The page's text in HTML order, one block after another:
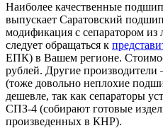
Наиболее качественные
выпускает Саратовский
модификация с сепаратором
следует обращаться к
ЕПК) в Вашем регионе.
рублей. Другие
(тоже довольно неплохие
дешевле, так как сепараторы
СПЗ-4 (собирают готовые
произведенных в КНР).